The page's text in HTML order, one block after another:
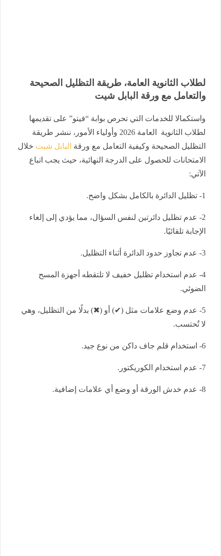
لطلاب الثانوية العامة، طريقة التظليل الصحيحة
والتعامل مع ورقة البابل شيت
واستكمالا للخدمات التي تحرص بوابة “فيتو” على تقديمها
لطلاب الثانوية العامة 2026 وأولياء الأمور، ننشر طريقة
التظليل الصحيحة وكيفية التعامل مع ورقة البابل شيت خلال
الامتحانات للحصول على الدرجة النهائية، حيث يجب اتباع
الآتي:
1- تظليل الدائرة بالكامل بشكل واضح.
2- عدم تظليل دائرتين لنفس السؤال، مما يؤدي إلى إلغاء
الإجابة تلقائيًا.
3- عدم تجاوز حدود الدائرة أثناء التظليل.
4- عدم استخدام تظليل خفيف لا تلتقطه أجهزة المسح
الضوئي.
5- عدم وضع علامات مثل (✔) أو (✖) بدلًا من التظليل، وهي
لا تُحتسب.
6- استخدام قلم جاف داكن من نوع جيد.
7- عدم استخدام الكوريكتور.
8- عدم خدش الورقة أو وضع أي علامات إضافية.